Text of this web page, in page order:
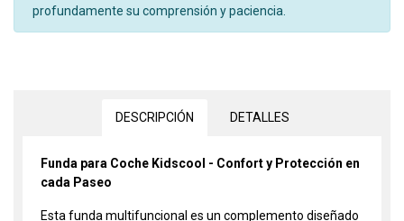
profundamente su comprensión y paciencia.
DESCRIPCIÓN DETALLES
Funda para Coche Kidscool - Confort y Protección en
cada Paseo
Esta funda multifuncional es un complemento diseñado